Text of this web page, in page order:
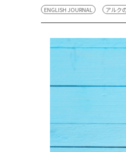
ENGLISH JOURNAL アルク